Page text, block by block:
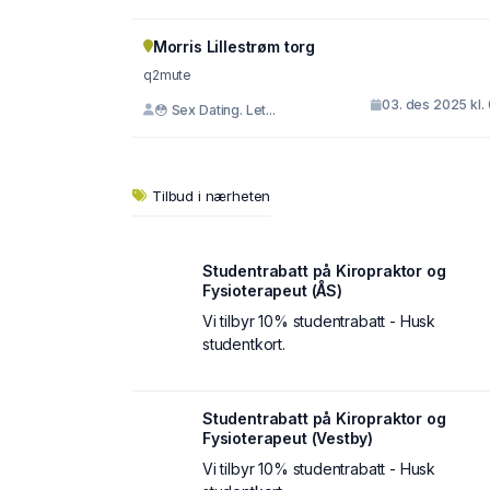
Morris Lillestrøm torg
q2mute
😳 Sex Dating. Let... 03. des 2025 kl.
Tilbud i nærheten
Studentrabatt på Kiropraktor og
Fysioterapeut (ÅS)
Vi tilbyr 10% studentrabatt - Husk
studentkort.
Studentrabatt på Kiropraktor og
Fysioterapeut (Vestby)
Vi tilbyr 10% studentrabatt - Husk